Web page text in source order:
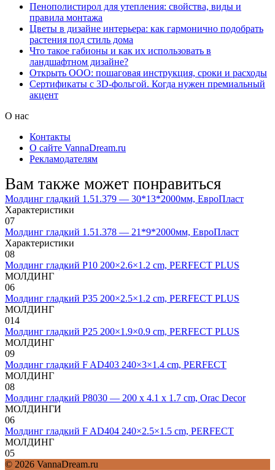
Пенополистирол для утепления: свойства, виды и
правила монтажа
Цветы в дизайне интерьера: как гармонично подобрать
растения под стиль дома
Что такое габионы и как их использовать в
ландшафтном дизайне?
Открыть ООО: пошаговая инструкция, сроки и расходы
Сертификаты с 3D-фольгой. Когда нужен премиальный
акцент
О нас
Контакты
О сайте VannaDream.ru
Рекламодателям
Вам также может понравиться
Молдинг гладкий 1.51.379 — 30*13*2000мм, ЕвроПласт
Характеристики
07
Молдинг гладкий 1.51.378 — 21*9*2000мм, ЕвроПласт
Характеристики
08
Молдинг гладкий P10 200×2.6×1.2 cm, PERFECT PLUS
МОЛДИНГ
06
Молдинг гладкий P35 200×2.5×1.2 cm, PERFECT PLUS
МОЛДИНГ
014
Молдинг гладкий P25 200×1.9×0.9 cm, PERFECT PLUS
МОЛДИНГ
09
Молдинг гладкий F AD403 240×3×1.4 cm, PERFECT
МОЛДИНГ
08
Молдинг гладкий P8030 — 200 x 4.1 x 1.7 cm, Orac Decor
МОЛДИНГИ
06
Молдинг гладкий F AD404 240×2.5×1.5 cm, PERFECT
МОЛДИНГ
05
© 2026 VannaDream.ru